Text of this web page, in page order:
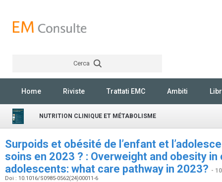
Cerca
Home Riviste Trattati EMC Ambiti
NUTRITION CLINIQUE ET MÉTABOLISME
Surpoids et obésité de l’enfant et
soins en 2023 ? : Overweight and obesity in
adolescents: what care pathway in 2023? -
Doi : 10.1016/S0985-0562(24)00011-6